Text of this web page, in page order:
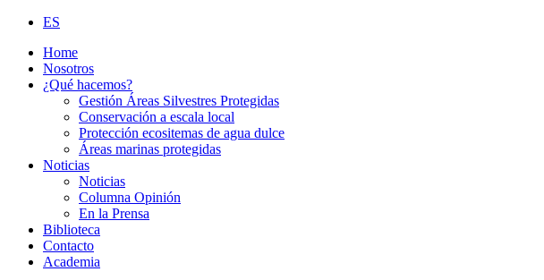
ES
Home
Nosotros
¿Qué hacemos?
Gestión Áreas Silvestres Protegidas
Conservación a escala local
Protección ecositemas de agua dulce
Áreas marinas protegidas
Noticias
Noticias
Columna Opinión
En la Prensa
Biblioteca
Contacto
Academia